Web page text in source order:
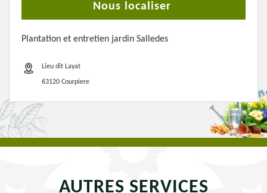
Nous localiser
Plantation et entretien jardin Salledes
Lieu dit Layat
63120 Courpiere
AUTRES SERVICES